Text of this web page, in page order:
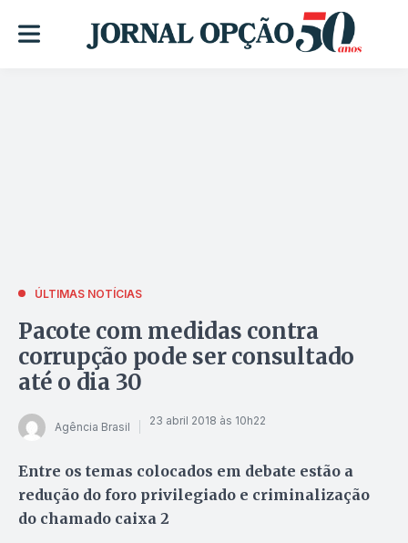
ÚLTIMAS NOTÍCIAS
Pacote com medidas contra
corrupção pode ser consultado
até o dia 30
Agência Brasil 23 abril 2018 às 10h22
Entre os temas colocados em debate estão a
redução do foro privilegiado e criminalização
do chamado caixa 2